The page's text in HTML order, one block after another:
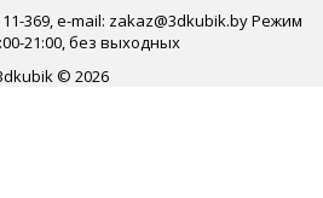
369, e-mail: zakaz@3dkubik.by Режим
21:00, без выходных
© 2026